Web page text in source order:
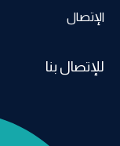
الإتصال
للإتصال بنا